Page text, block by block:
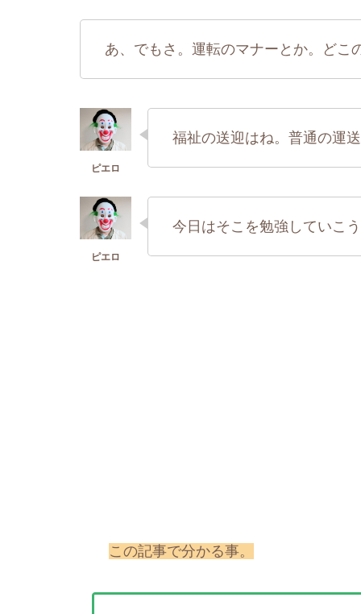
あ、でもさ。運転のマナーとか。どこ
福祉の送迎はね。普通の運
今日はそこを勉強していこ
この記事で分かる事。